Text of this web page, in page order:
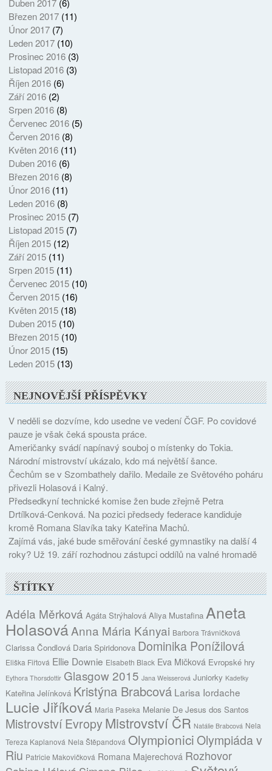
Březen 2017(11)
Únor 2017(7)
Leden 2017(10)
Prosinec 2016(3)
Listopad 2016(3)
Říjen 2016(6)
Září 2016(2)
Srpen 2016(8)
Červenec 2016(5)
Červen 2016(8)
Květen 2016(11)
Duben 2016(6)
Březen 2016(8)
Únor 2016(11)
Leden 2016(8)
Prosinec 2015(7)
Listopad 2015(7)
Říjen 2015(12)
Září 2015(11)
Srpen 2015(11)
Červenec 2015(10)
Červen 2015(16)
Květen 2015(18)
Duben 2015(10)
Březen 2015(10)
Únor 2015(15)
Leden 2015(13)
NEJNOVĚJŠÍ PŘÍSPĚVKY
V neděli se dozvíme, kdo usedne ve vedení ČGF. Po covidové
pauze je však čeká spousta práce.
Američanky svádí napínavý souboj o místenky do Tokia.
Národní mistrovství ukázalo, kdo má největší šance.
Čechům se v Szombathely dařilo. Medaile ze Světového poháru
přivezli Holasová i Kalný.
Předsedkyní technické komise žen bude zřejmě Petra
Drtílková-Cenková. Na pozici předsedy federace kandiduje
kromě Romana Slavíka taky Kateřina Machů.
Zajímá vás, jaké bude směřování české gymnastiky na další 4
roky? Už 19. září rozhodnou zástupci oddílů na valné hromadě
ŠTÍTKY
Adéla Měrková Agáta Strýhalová Aliya Mustafina Aneta
HolasováAnna Mária Kányai Barbora Trávničková
Clarissa Čondlová Daria Spiridonova Dominika Ponížilová
Eliška Fiřtová Ellie Downie Elsabeth Black Eva Mičková Evropské hry
Eythora Thorsdottir Glasgow 2015 Jana Weisserová Juniorky Kadetky
Kateřina Jelínková Kristýna Brabcová Larisa Iordache
Lucie Jiříková Maria Paseka Melanie De Jesus dos Santos
Mistrovství Evropy Mistrovství ČR Natálie Brabcová Nela
Tereza Kaplanová Nela Štěpandová OlympioniciOlympiáda v
Riu Patricie Makovičková Romana Majerechová Rozhovor